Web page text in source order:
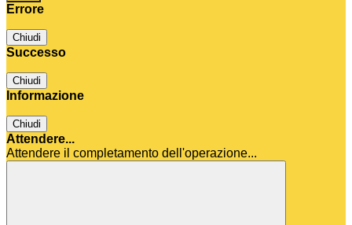
Errore
Chiudi
Successo
Chiudi
Informazione
Chiudi
Attendere...
Attendere il completamento dell'operazione...